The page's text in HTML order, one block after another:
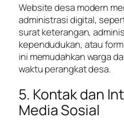
Website desa modern
administrasi digital,
surat keterangan,
kependudukan, atau
ini memudahkan warga
waktu perangkat desa.
5. Kontak dan
Media Sosial